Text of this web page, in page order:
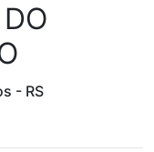
- RS